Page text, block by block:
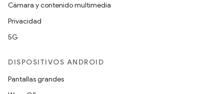
Cámara y contenido multimedia
Privacidad
5G
DISPOSITIVOS ANDROID
Pantallas grandes